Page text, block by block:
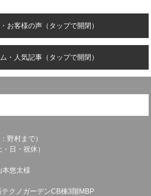
お客様の声（タップで開閉）
・人気記事（タップで開閉）
野村まで）
日・祝休）
本悠太様
クノガーデンCB棟3階MBP